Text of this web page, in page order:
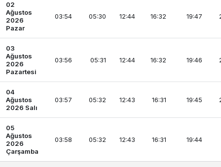
02
Ağustos
2026
Pazar
03:54 05:30 12:44 16:32 19:47
03
Ağustos
2026
Pazartesi
03:56 05:31 12:44 16:32 19:46
04
Ağustos
2026 Salı
03:57 05:32 12:43 16:31 19:45
05
Ağustos
2026
Çarşamba
03:58 05:32 12:43 16:31 19:44